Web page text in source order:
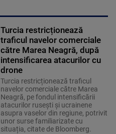
Turcia restricționează
traficul navelor comerciale
către Marea Neagră, după
intensificarea atacurilor cu
drone
Turcia restricționează traficul
navelor comerciale către Marea
Neagră, pe fondul intensificării
atacurilor rusești și ucrainene
asupra vaselor din regiune, potrivit
unor surse familiarizate cu
situația, citate de Bloomberg.